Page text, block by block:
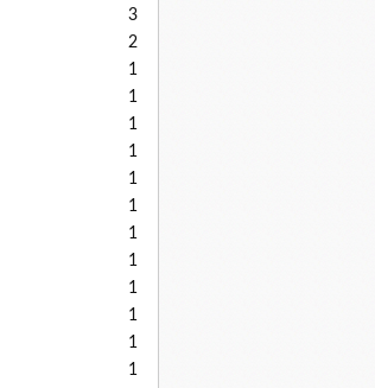
3
2
1
1
1
1
1
1
1
1
1
1
1
1